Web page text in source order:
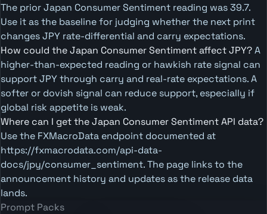
The prior Japan Consumer Sentiment reading was 39.7.
Use it as the baseline for judging whether the next print
changes JPY rate-differential and carry expectations.
How could the Japan Consumer Sentiment affect JPY?A
higher-than-expected reading or hawkish rate signal can
support JPY through carry and real-rate expectations. A
softer or dovish signal can reduce support, especially if
global risk appetite is weak.
Where can I get the Japan Consumer Sentiment API data?
Use the FXMacroData endpoint documented at
https://fxmacrodata.com/api-data-
docs/jpy/consumer_sentiment. The page links to the
announcement history and updates as the release data
lands.
Prompt Packs